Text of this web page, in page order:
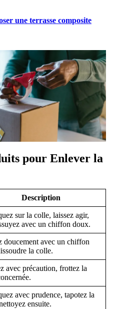
une terrasse composite
pour Enlever la
Description
sur la colle, laissez agir,
avec un chiffon doux.
doucement avec un chiffon
la colle.
avec précaution, frottez la
avec prudence, tapotez la
ensuite.